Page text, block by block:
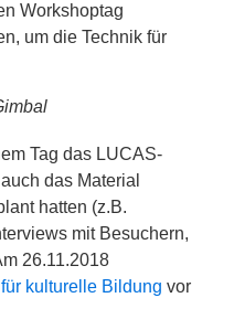
Workshoptag
um die Technik für
Tag das LUCAS-
das Material
hatten (z.B.
mit Besuchern,
26.11.2018
kulturelle Bildung vor